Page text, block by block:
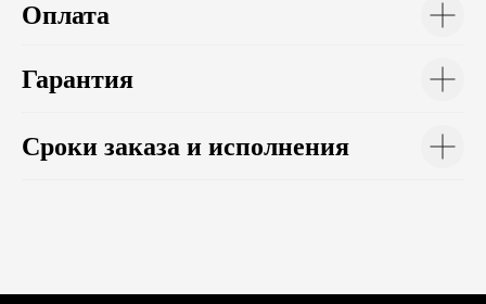
Оплата
Гарантия
Сроки заказа и исполнения